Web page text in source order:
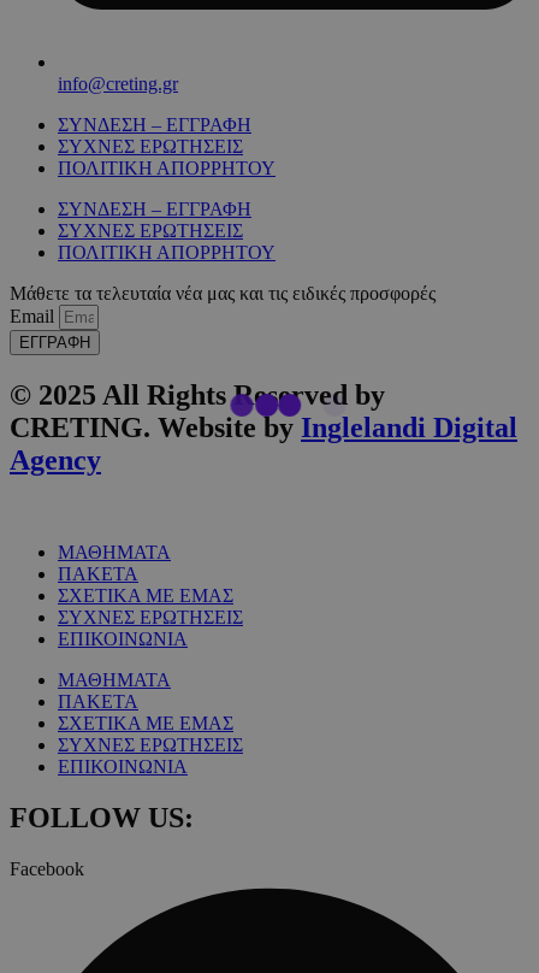
info@creting.gr
ΣΥΝΔΕΣΗ – ΕΓΓΡΑΦΗ
ΣΥΧΝΕΣ ΕΡΩΤΗΣΕΙΣ
ΠΟΛΙΤΙΚΗ ΑΠΟΡΡΗΤΟΥ
ΣΥΝΔΕΣΗ – ΕΓΓΡΑΦΗ
ΣΥΧΝΕΣ ΕΡΩΤΗΣΕΙΣ
ΠΟΛΙΤΙΚΗ ΑΠΟΡΡΗΤΟΥ
Μάθετε τα τελευταία νέα μας και τις ειδικές προσφορές
Email
ΕΓΓΡΑΦΗ
© 2025 All Rights Reserved by
CRETING. Website by Inglelandi Digital
Agency
ΜΑΘΗΜΑΤΑ
ΠΑΚΕΤΑ
ΣΧΕΤΙΚΑ ΜΕ ΕΜΑΣ
ΣΥΧΝΕΣ ΕΡΩΤΗΣΕΙΣ
ΕΠΙΚΟΙΝΩΝΙΑ
ΜΑΘΗΜΑΤΑ
ΠΑΚΕΤΑ
ΣΧΕΤΙΚΑ ΜΕ ΕΜΑΣ
ΣΥΧΝΕΣ ΕΡΩΤΗΣΕΙΣ
ΕΠΙΚΟΙΝΩΝΙΑ
FOLLOW US:
Facebook